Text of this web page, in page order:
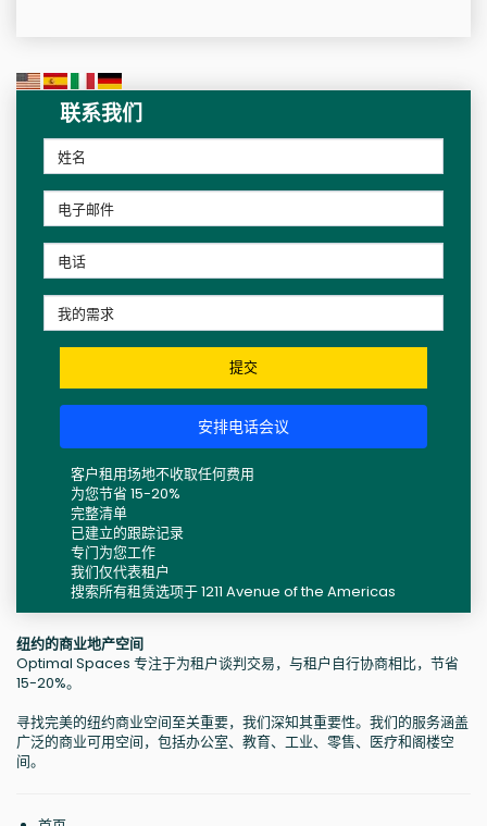
联系我们
提交
安排电话会议
客户租用场地不收取任何费用
为您节省 15-20%
完整清单
已建立的跟踪记录
专门为您工作
我们仅代表租户
搜索所有租赁选项于 1211 Avenue of the Americas
纽约的商业地产空间
Optimal Spaces 专注于为租户谈判交易，与租户自行协商相比，节省
15-20%。
寻找完美的纽约商业空间至关重要，我们深知其重要性。我们的服务涵盖
广泛的商业可用空间，包括办公室、教育、工业、零售、医疗和阁楼空
间。